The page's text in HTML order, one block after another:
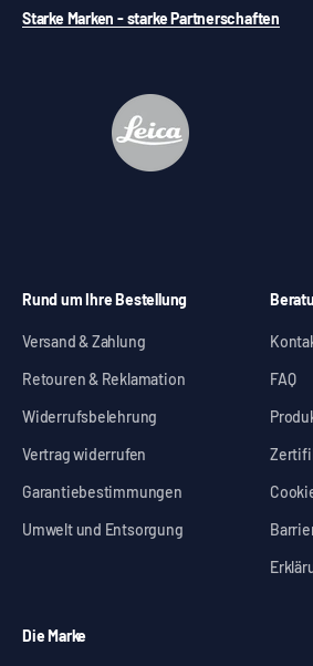
Starke Marken - starke Partnerschaften
Rund um Ihre Bestellung
Versand & Zahlung
Retouren & Reklamation
Widerrufsbelehrung
Vertrag widerrufen
Garantiebestimmungen
Umwelt und Entsorgung
FAQ
Die Marke